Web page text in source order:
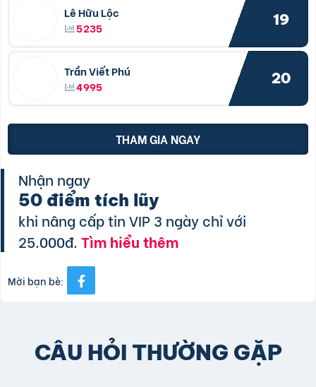
Lê Hữu Lộc
5235
19
Trần Viết Phú
4995
20
THAM GIA NGAY
Nhận ngay
50 điểm tích lũy
khi nâng cấp tin VIP 3 ngày chỉ với
25.000đ.Tìm hiểu thêm
Mời bạn bè:
CÂU HỎI THƯỜNG GẶP